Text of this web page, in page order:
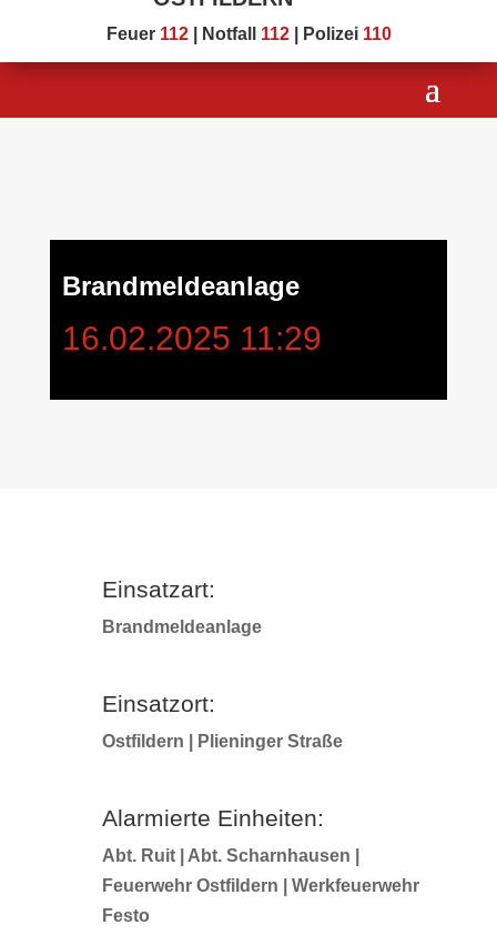
Feuer 112| Notfall 112| Polizei 110
Brandmeldeanlage
16.02.2025 11:29
Einsatzart:
Brandmeldeanlage
Einsatzort:
Ostfildern | Plieninger Straße
Alarmierte Einheiten:
Abt. Ruit | Abt. Scharnhausen |
Feuerwehr Ostfildern | Werkfeuerwehr
Festo